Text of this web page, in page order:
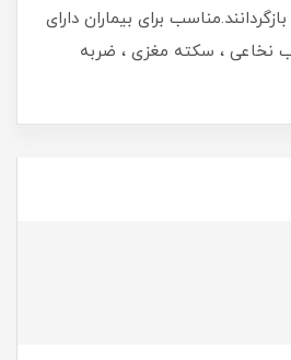
برای بیماران دارای
نخاعی ، سکته مغزی ، ضربه